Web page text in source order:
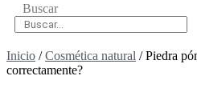
Buscar
Inicio /Cosmética natural / Piedra
correctamente?